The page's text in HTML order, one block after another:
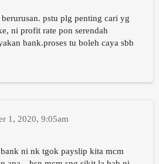
pstu plg penting cari yg
ni profit rate pon serendah
bank.proses tu boleh caya sbb
1, 2020, 9:05am
ni nk tgok payslip kita mcm